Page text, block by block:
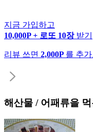
지금 가입하고
10,000P + 로또 10장 받기
리뷰 쓰면 2,000P 를 추
해산물 / 어패류을